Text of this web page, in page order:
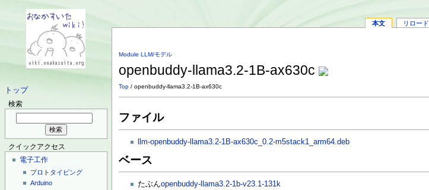
トップ
検索
クイックアクセス
電子工作
プロトタイピング
Arduino
本文 リロード
Module LLM/モデル
openbuddy-llama3.2-1B-ax630c
Top / openbuddy-llama3.2-1B-ax630c
ファイル
llm-openbuddy-llama3.2-1B-ax630c_0.2-m5stack1_arm64.deb
ベース
たぶんopenbuddy-llama3.2-1b-v23.1-131k